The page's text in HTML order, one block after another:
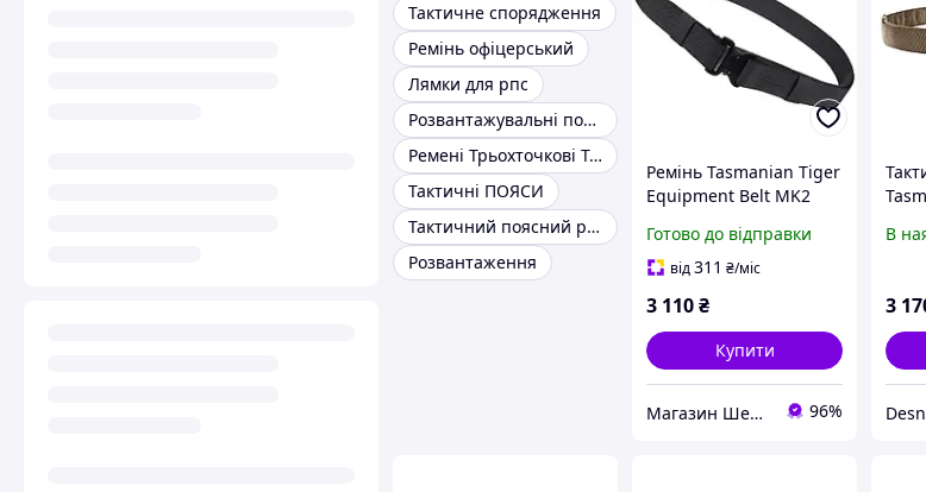
Тактичне спорядження
Ремінь офіцерський
Лямки для рпс
Розвантажувальні пояси
Ремені Трьохточкові Тактичні
Тактичні ПОЯСИ
Тактичний поясний ремінь
Розвантаження
Ремінь Tasmanian Tiger
Equipment Belt MK2
Готово до відправки
від311 ₴/міс
3 110₴
Купити
Магазин Шериф 96%
В
3